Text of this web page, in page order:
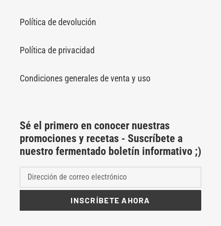
Política de devolución
Política de privacidad
Condiciones generales de venta y uso
Sé el primero en conocer nuestras
promociones y recetas - Suscríbete a
nuestro fermentado boletín informativo ;)
INSCRÍBETE AHORA